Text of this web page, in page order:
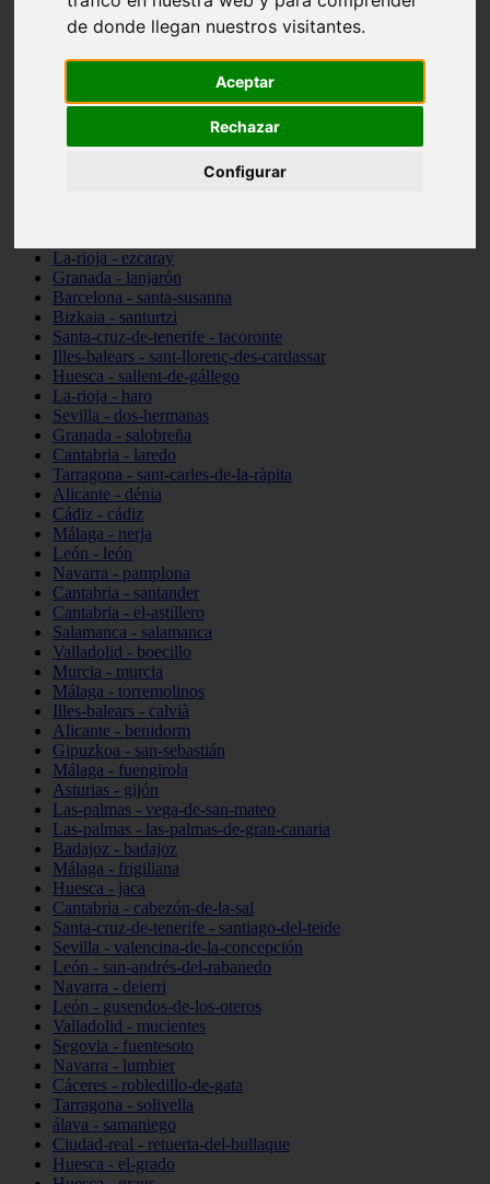
de donde llegan nuestros visitantes.
Aceptar
Rechazar
Configurar
Navarra - zangoza
Cantabria - arenas-de-iguña
Barcelona - la-pobla-de-lillet
Las-palmas - yaiza
Valladolid - fuensaldaña
La-rioja - ezcaray
Granada - lanjarón
Barcelona - santa-susanna
Bizkaia - santurtzi
Santa-cruz-de-tenerife - tacoronte
Illes-balears - sant-llorenç-des-cardassar
Huesca - sallent-de-gállego
La-rioja - haro
Sevilla - dos-hermanas
Granada - salobreña
Cantabria - laredo
Tarragona - sant-carles-de-la-ràpita
Alicante - dénia
Cádiz - cádiz
Málaga - nerja
León - león
Navarra - pamplona
Cantabria - santander
Cantabria - el-astillero
Salamanca - salamanca
Valladolid - boecillo
Murcia - murcia
Málaga - torremolinos
Illes-balears - calvià
Alicante - benidorm
Gipuzkoa - san-sebastián
Málaga - fuengirola
Asturias - gijón
Las-palmas - vega-de-san-mateo
Las-palmas - las-palmas-de-gran-canaria
Badajoz - badajoz
Málaga - frigiliana
Huesca - jaca
Cantabria - cabezón-de-la-sal
Santa-cruz-de-tenerife - santiago-del-teide
Sevilla - valencina-de-la-concepción
León - san-andrés-del-rabanedo
Navarra - deierri
León - gusendos-de-los-oteros
Valladolid - mucientes
Segovia - fuentesoto
Navarra - lumbier
Cáceres - robledillo-de-gata
Tarragona - solivella
álava - samaniego
Ciudad-real - retuerta-del-bullaque
Huesca - el-grado